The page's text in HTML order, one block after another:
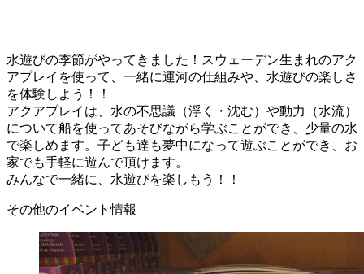
水遊びの季節がやってきました！スウェーデン生まれのアク
アプレイを使って、一緒に運河の仕組みや、水遊びの楽しさ
を体験しよう！！
アクアプレイは、水の不思議（浮く・沈む）や動力（水流）
について船を使ってあそびながら学ぶことができ、少量の水
で楽しめます。子ども達も夢中になって遊ぶことができ、お
家でも手軽に遊んで頂けます。
みんなで一緒に、水遊びを楽しもう！！
その他のイベント情報